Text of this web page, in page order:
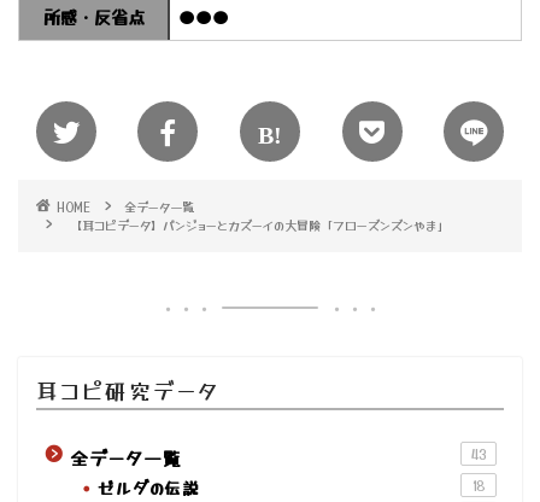
所感・反省点 ●●●
HOME
全データ一覧
【耳コピデータ】バンジョーとカズーイの大冒険「フローズンズンやま」
耳コピ研究データ
全データ一覧 43
ゼルダの伝説 18